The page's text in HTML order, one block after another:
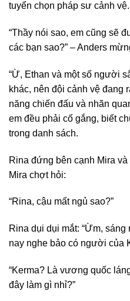
tuyển chọn pháp sư cảnh vệ.
“Thầy nói sao, em cũng sẽ
các bạn sao?” – Anders
“Ừ, Ethan và một số người
khác, nên đội cảnh vệ đang
năng chiến đấu và nhãn
em đều phải cố gắng, biết
trong danh sách.
Rina đứng bên cạnh Mira
Mira chợt hỏi:
“Rina, cậu mất ngủ sao?”
Rina dụi dụi mắt: “Ừm,
nay nghe bảo có người của
“Kerma? Là vương quốc
đây làm gì nhỉ?”